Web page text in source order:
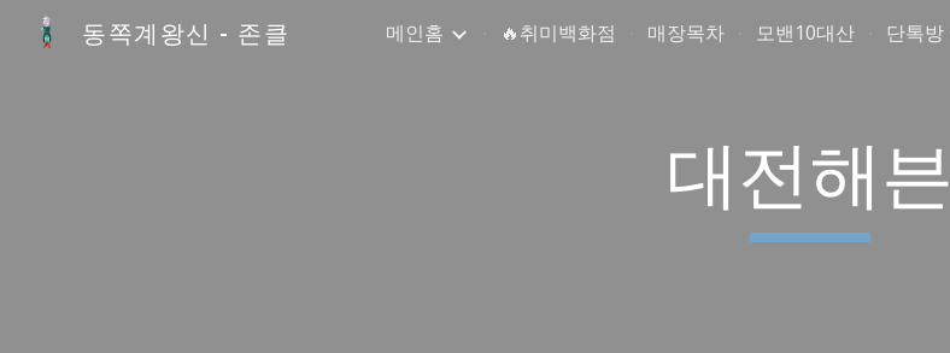
Skip to main content
동쪽계왕신 - 존클 메인홈 🔥취미백화점 매장목차 모밴10대산 단톡방
대전해븐